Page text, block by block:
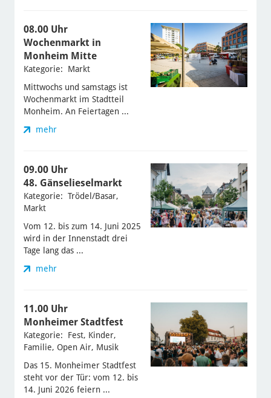
08.00 Uhr
Wochenmarkt in
Monheim Mitte
Kategorie: Markt
Mittwochs und samstags ist
Wochenmarkt im Stadtteil
Monheim. An Feiertagen ...
mehr
09.00 Uhr
48. Gänselieselmarkt
Kategorie: Trödel/Basar,
Markt
Vom 12. bis zum 14. Juni 2025
wird in der Innenstadt drei
Tage lang das ...
mehr
11.00 Uhr
Monheimer Stadtfest
Kategorie: Fest, Kinder,
Familie, Open Air, Musik
Das 15. Monheimer Stadtfest
steht vor der Tür: vom 12. bis
14. Juni 2026 feiern ...